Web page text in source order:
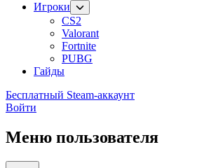
Игроки
CS2
Valorant
Fortnite
PUBG
Гайды
Бесплатный Steam-аккаунт
Войти
Меню пользователя